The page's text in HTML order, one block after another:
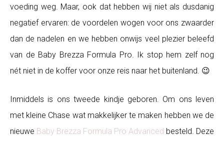
voeding weg. Maar, ook dat hebben wij niet als dusdanig
negatief ervaren: de voordelen wogen voor ons zwaarder
dan de nadelen en we hebben onwijs veel plezier beleefd
van de Baby Brezza Formula Pro. Ik stop hem zelf nog
nét niet in de koffer voor onze reis naar het buitenland. 😉
Inmiddels is ons tweede kindje geboren. Om ons leven
met kleine Chase wat makkelijker te maken hebben we de
nieuwe Baby Brezza Formula Pro Advanced besteld. Deze